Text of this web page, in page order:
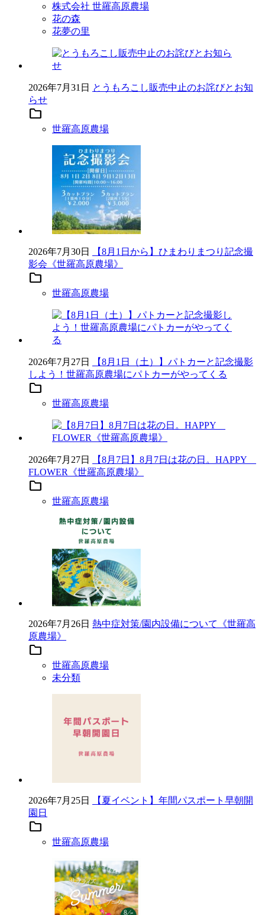
株式会社 世羅高原農場
花の森
花夢の里
2026年7月31日 とうもろこし販売中止のお詫びとお知
らせ
folder
世羅高原農場
2026年7月30日
【8月1日から】ひまわりまつり記念撮
影会《世羅高原農場》
folder
世羅高原農場
2026年7月27日
【8月1日（土）】パトカーと記念撮影
しよう！世羅高原農場にパトカーがやってくる
folder
世羅高原農場
2026年7月27日
【8月7日】8月7日は花の日。HAPPY
FLOWER《世羅高原農場》
folder
世羅高原農場
2026年7月26日 熱中症対策/園内設備について《世羅高
原農場》
folder
世羅高原農場
未分類
2026年7月25日
【夏イベント】年間パスポート早朝開
園日
folder
世羅高原農場